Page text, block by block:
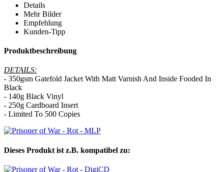
Details
Mehr Bilder
Empfehlung
Kunden-Tipp
Produktbeschreibung
DETAILS:
- 350gsm Gatefold Jacket With Matt Varnish And Inside Fooded In
Black
- 140g Black Vinyl
- 250g Cardboard Insert
- Limited To 500 Copies
Dieses Produkt ist z.B. kompatibel zu: